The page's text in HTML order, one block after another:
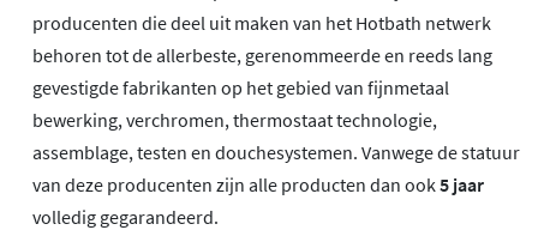
producenten die deel uit maken van het Hotbath netwerk
behoren tot de allerbeste, gerenommeerde en reeds lang
gevestigde fabrikanten op het gebied van fijnmetaal
bewerking, verchromen, thermostaat technologie,
assemblage, testen en douchesystemen. Vanwege de statuur
van deze producenten zijn alle producten dan ook5 jaar
volledig gegarandeerd.